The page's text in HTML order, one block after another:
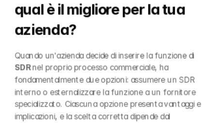
qual è il migliore per la tua
azienda?
Quando un'azienda decide di inserire la funzione di
SDR nel proprio processo commerciale, ha
fondamentalmente due opzioni: assumere un SDR
interno o esternalizzare la funzione a un fornitore
specializzato. Ciascuna opzione presenta vantaggi e
implicazioni, e la scelta corretta dipende dal